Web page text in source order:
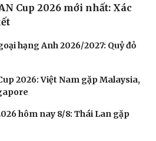
Cup 2026 mới nhất: Xác
hạng Anh 2026/2027: Quỷ đỏ
2026: Việt Nam gặp Malaysia,
hôm nay 8/8: Thái Lan gặp